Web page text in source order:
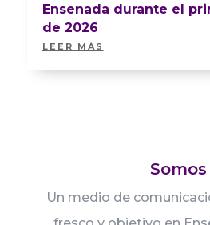
Ensenada durante el
de 2026
LEER MÁS
Somos
Un medio de